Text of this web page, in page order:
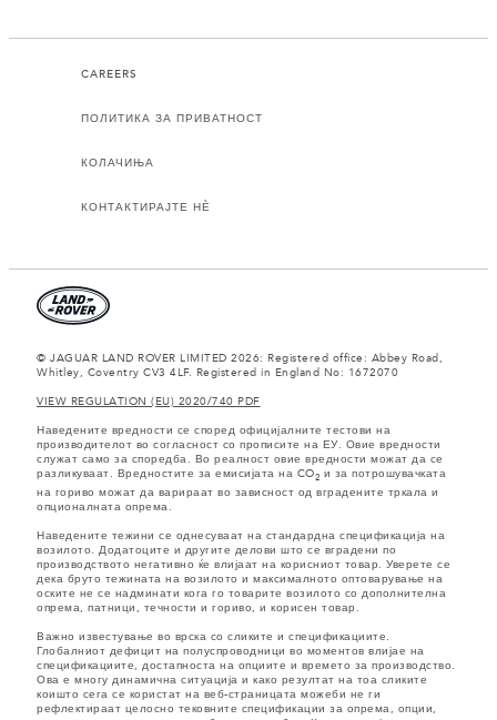
CAREERS
ПОЛИТИКА ЗА ПРИВАТНОСТ
КОЛАЧИЊА
КОНТАКТИРАЈТЕ НЀ
© JAGUAR LAND ROVER LIMITED 2026: Registered office: Abbey Road,
Whitley, Coventry CV3 4LF. Registered in England No: 1672070
VIEW REGULATION (EU) 2020/740 PDF
Наведените вредности се според официјалните тестови на
производителот во согласност со прописите на ЕУ. Овие вредности
служат само за споредба. Во реалност овие вредности можат да се
разликуваат. Вредностите за емисијата на CO2 и за потрошувачката
на гориво можат да варираат во зависност од вградените тркала и
опционалната опрема.
Наведените тежини се однесуваат на стандардна спецификација на
возилото. Додатоците и другите делови што се вградени по
производството негативно ќе влијаат на корисниот товар. Уверете се
дека бруто тежината на возилото и максималното оптоварување на
оските не се надминати кога го товарите возилото со дополнителна
опрема, патници, течности и гориво, и корисен товар.
Важно известување во врска со сликите и спецификациите.
Глобалниот дефицит на полуспроводници во моментов влијае на
спецификациите, достапноста на опциите и времето за производство.
Ова е многу динамична ситуација и како резултат на тоа сликите
коишто сега се користат на веб-страницата можеби не ги
рефлектираат целосно тековните спецификации за опрема, опции,